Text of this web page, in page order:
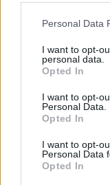
Personal Data
I want to opt-
personal data.
Opted In
I want to opt-
Personal Data.
Opted In
I want to opt-
Personal Data
Opted In
Federico
Terze Linee
Lorenzo
Alessandro
Michele
Sebastian
Ross